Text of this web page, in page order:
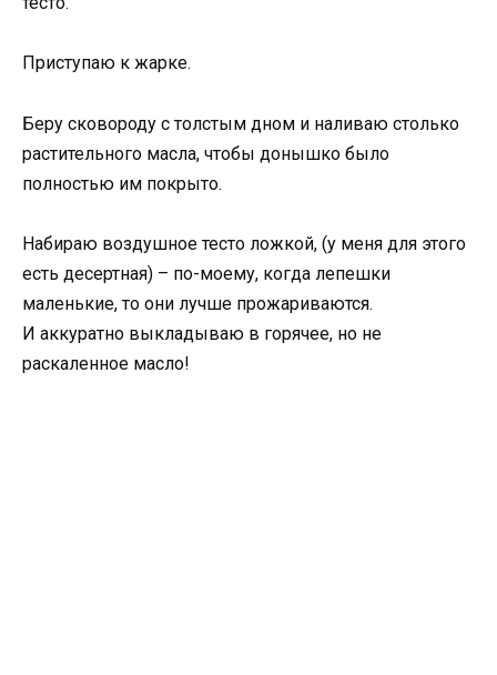
Приступаю к жарке.
Беру сковороду с толстым дном и наливаю столько
растительного масла, чтобы донышко было
полностью им покрыто.
Набираю воздушное тесто ложкой, (у меня для этого
есть десертная) – по-моему, когда лепешки
маленькие, то они лучше прожариваются.
И аккуратно выкладываю в горячее, но не
раскаленное масло!